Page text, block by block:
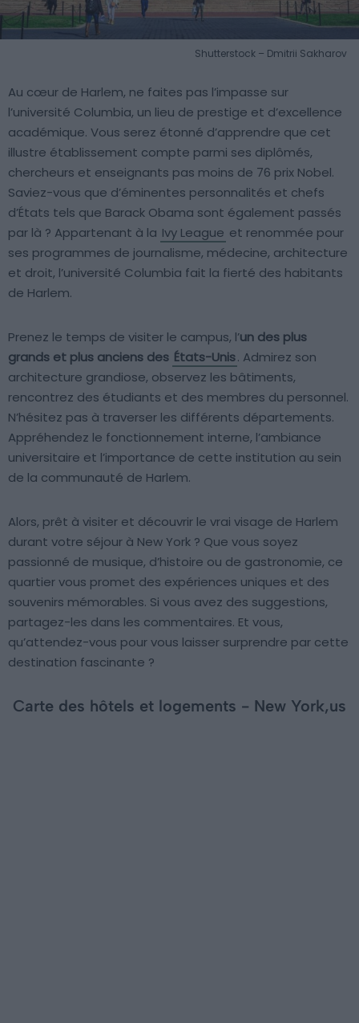
Shutterstock – Dmitrii Sakharov
Au cœur de Harlem, ne faites pas l’impasse sur
l’université Columbia, un lieu de prestige et d’excellence
académique. Vous serez étonné d’apprendre que cet
illustre établissement compte parmi ses diplômés,
chercheurs et enseignants pas moins de 76 prix Nobel.
Saviez-vous que d’éminentes personnalités et chefs
d’États tels que Barack Obama sont également passés
par là ? Appartenant à la Ivy League et renommée pour
ses programmes de journalisme, médecine, architecture
et droit, l’université Columbia fait la fierté des habitants
de Harlem.
Prenez le temps de visiter le campus, l’un des plus
grands et plus anciens des États-Unis. Admirez son
architecture grandiose, observez les bâtiments,
rencontrez des étudiants et des membres du personnel.
N’hésitez pas à traverser les différents départements.
Appréhendez le fonctionnement interne, l’ambiance
universitaire et l’importance de cette institution au sein
de la communauté de Harlem.
Alors, prêt à visiter et découvrir le vrai visage de Harlem
durant votre séjour à New York ? Que vous soyez
passionné de musique, d’histoire ou de gastronomie, ce
quartier vous promet des expériences uniques et des
souvenirs mémorables. Si vous avez des suggestions,
partagez-les dans les commentaires. Et vous,
qu’attendez-vous pour vous laisser surprendre par cette
destination fascinante ?
Carte des hôtels et logements - New York,us